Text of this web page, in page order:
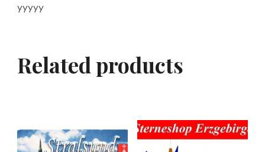
yyyyy
Related products